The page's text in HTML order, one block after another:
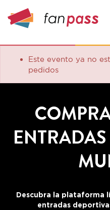
Este evento ya no
pedidos
Descubra la plataforma
entradas